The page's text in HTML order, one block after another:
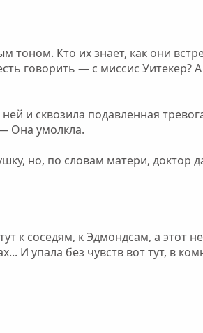
тоном. Кто их знает, как они
говорить — с миссис Уитекер? А
и сквозила подавленная
Она умолкла.
но, по словам матери, доктор
соседям, к Эдмондсам, а этот
И упала без чувств вот тут, в